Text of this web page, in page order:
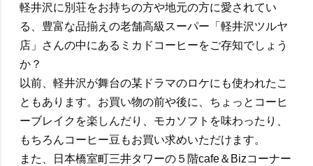
軽井沢に別荘をお持ちの方や地元の方に愛されてい
る、豊富な品揃えの老舗高級スーパー「軽井沢ツルヤ
店」さんの中にあるミカドコーヒーをご存知でしょう
か？
以前、軽井沢が舞台の某ドラマのロケにも使われたこ
ともあります。お買い物の前や後に、ちょっとコーヒ
ーブレイクを楽しんだり、モカソフトを味わったり、
もちろんコーヒー豆もお買い求めいただけます。
また、日本橋室町三井タワーの５階cafe＆Bizコーナー